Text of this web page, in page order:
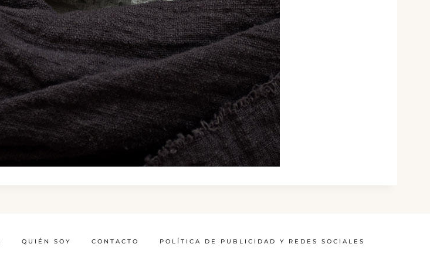
QUIÉN SOY CONTACTO POLÍTICA DE PUBLICIDAD Y REDES SOCIALES